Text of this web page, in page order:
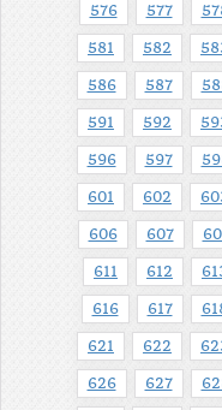
576 577
581 582
586 587
591 592
596 597
601 602
606 607
611 612
616 617
621 622
626 627